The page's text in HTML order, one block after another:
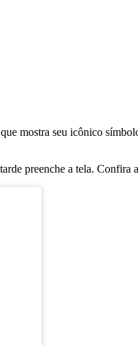
mostra seu icônico
preenche a tela. Confira